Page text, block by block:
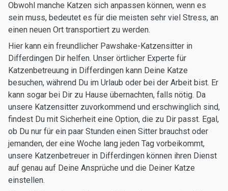
Obwohl manche Katzen sich anpassen können, wenn es
sein muss, bedeutet es für die meisten sehr viel Stress, an
einen neuen Ort transportiert zu werden.
Hier kann ein freundlicher Pawshake-Katzensitter in
Differdingen Dir helfen. Unser örtlicher Experte für
Katzenbetreuung in Differdingen kann Deine Katze
besuchen, während Du im Urlaub oder bei der Arbeit bist. Er
kann sogar bei Dir zu Hause übernachten, falls nötig. Da
unsere Katzensitter zuvorkommend und erschwinglich sind,
findest Du mit Sicherheit eine Option, die zu Dir passt. Egal,
ob Du nur für ein paar Stunden einen Sitter brauchst oder
jemanden, der eine Woche lang jeden Tag vorbeikommt,
unsere Katzenbetreuer in Differdingen können ihren Dienst
auf genau auf Deine Ansprüche und die Deiner Katze
einstellen.